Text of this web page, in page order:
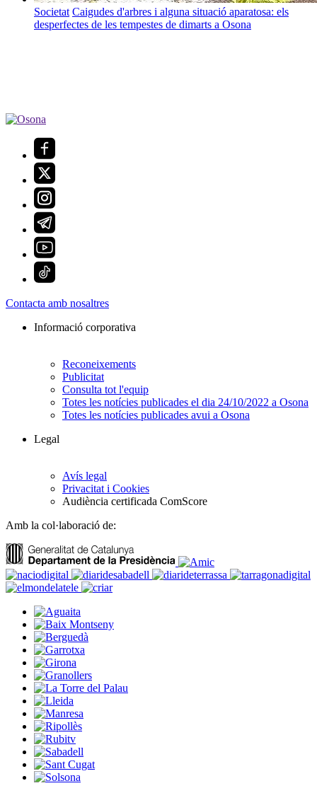
Societat Caigudes d'arbres i alguna situació aparatosa: els
desperfectes de les tempestes de dimarts a Osona
Contacta amb nosaltres
Informació corporativa
Reconeixements
Publicitat
Consulta tot l'equip
Totes les notícies publicades el dia 24/10/2022 a Osona
Totes les notícies publicades avui a Osona
Legal
Avís legal
Privacitat i Cookies
Audiència certificada ComScore
Amb la col·laboració de: